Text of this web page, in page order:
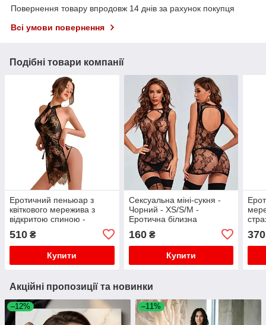
Повернення товару впродовж 14 днів за рахунок покупця
Всі умови повернення
Подібні товари компанії
Еротичний пеньюар з
квіткового мережива з
відкритою спиною -
Еротична білизна
510 ₴
Купити
Сексуальна міні-сукня -
Чорний - XS/S/M -
Еротична білизна
160₴
Купити
370
Акційні пропозиції та новинки
–12% –11%